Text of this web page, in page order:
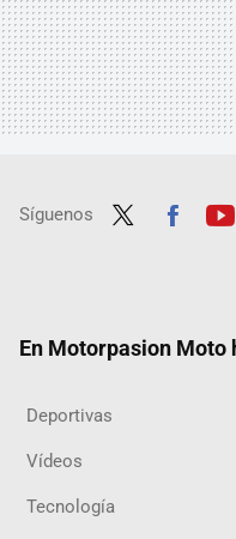
Síguenos
En Motorpasion Moto
Deportivas
Vídeos
Tecnología